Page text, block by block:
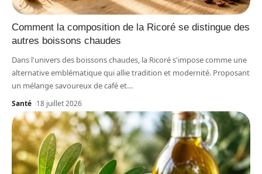
Comment la composition de la Ricoré se distingue des
autres boissons chaudes
Dans l'univers des boissons chaudes, la Ricoré s'impose comme une
alternative emblématique qui allie tradition et modernité. Proposant
un mélange savoureux de café et…
Santé 18 juillet 2026